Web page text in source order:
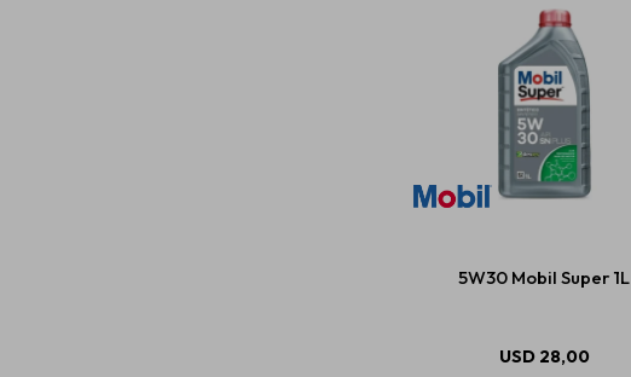
5W30 Mobil Super 1L
USD 28,00